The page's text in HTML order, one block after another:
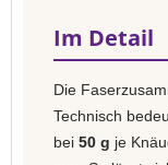
Im Detail
Die
Technisch
bei 50 g je